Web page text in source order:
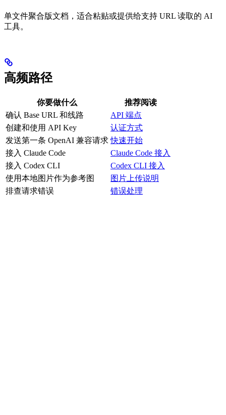
单文件聚合版文档，适合粘贴或提供给支持 URL 读取的 AI
工具。
高频路径
你要做什么
推荐阅读
确认 Base URL 和线路
API 端点
创建和使用 API Key
认证方式
发送第一条 OpenAI 兼容请求 快速开始
接入 Claude Code
Claude Code 接入
接入 Codex CLI
Codex CLI 接入
使用本地图片作为参考图
图片上传说明
排查请求错误
错误处理